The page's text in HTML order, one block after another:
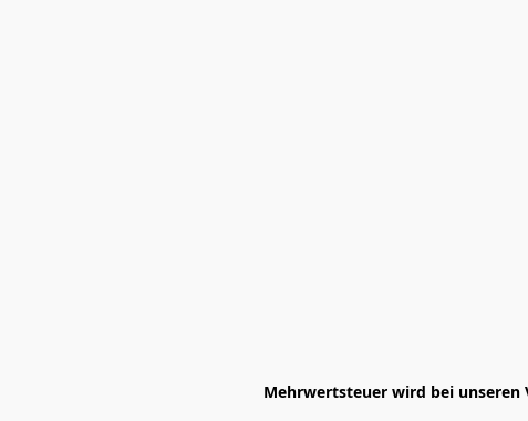
Mehrwertsteuer wird bei unseren